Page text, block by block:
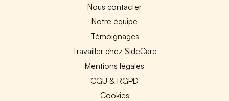
Nous contacter
Notre équipe
Témoignages
Travailler chez SideCare
Mentions légales
CGU & RGPD
Cookies